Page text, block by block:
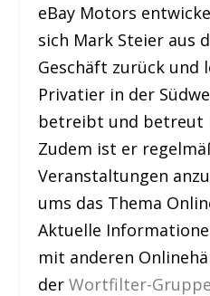
eBay Motors
sich Mark Steier aus
Geschäft zurück und
Privatier in der
betreibt und betreut
Zudem ist er
Veranstaltungen
ums das Thema
Aktuelle
mit anderen
derWortfilter-